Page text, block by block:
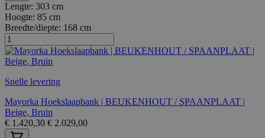
Lengte: 303 cm
Hoogte: 85 cm
Breedte/diepte: 168 cm
Snelle levering
Mayorka Hoekslaapbank | BEUKENHOUT / SPAANPLAAT |
Beige, Bruin
€ 1.420,30 € 2.029,00